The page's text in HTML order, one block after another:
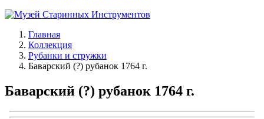
Главная
Коллекция
Рубанки и стружки
Баварский (?) рубанок 1764 г.
Баварский (?) рубанок 1764 г.